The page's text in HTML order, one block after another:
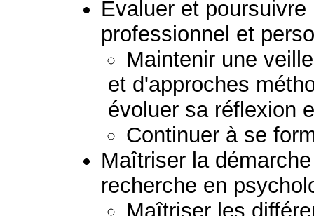
Evaluer et
professionnel et
Maintenir une
et d'approches
évoluer sa réflexion
Continuer à se
Maîtriser la
recherche en
Maîtriser les